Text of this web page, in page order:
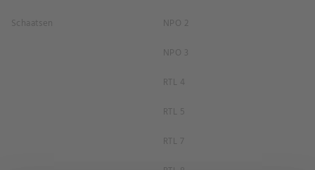
Schaatsen
NPO 2
NPO 3
RTL 4
RTL 5
RTL 7